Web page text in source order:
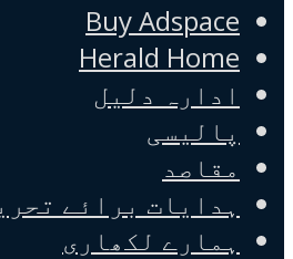
Buy Adspace
Herald Home
ادارہ دلیل
پالیسی
مقاصد
ہدایات برائے
ہمارے لکھاری